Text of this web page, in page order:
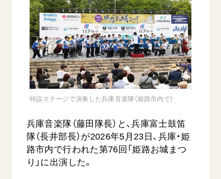
日蓮大聖人の仏法（教学入門）
釈尊～法華経
日蓮大聖人
創価学会の三代会長
初代会長・牧口常三郎先生
第2代会長・戸田城聖先生
仏法を学ぶ
仏法を語る
主な行事
年間の活動について
友人葬
核兵器の廃絶に向け連帯を拡大
「人権文化」「ジェンダー平等」を促進
「持続可能な開発目標（SDGs）」の取り組み
人道支援
音楽活動
展示活動
図書贈呈
各国ウェブサイト
世界の創価学会の歴史
基本情報
創価学会 会憲
創価学会 会則
創価学会 社会憲章
組織・機構
沿革
略年表
入会について
会員サポート
座談会御書ｅ講義
小説『新・人間革命』『人間革命』要旨
関連リンク
墓地公園・納骨堂
聖教電子版
聖教ブックストア
ご意見
ご利用にあたって
特設ステージで演奏した兵庫音楽隊（姫路市内で）
兵庫音楽隊（藤田隊長）と、兵庫富士鼓笛
隊（長井部長）が2026年5月23日、兵庫・姫
路市内で行われた第76回「姫路お城まつ
り」に出演した。